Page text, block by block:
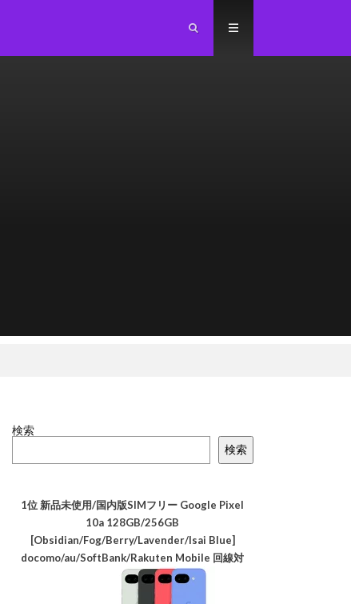
検索
検索
1位 新品未使用/国内版SIMフリー Google Pixel
10a 128GB/256GB
[Obsidian/Fog/Berry/Lavender/Isai Blue]
docomo/au/SoftBank/Rakuten Mobile 回線対